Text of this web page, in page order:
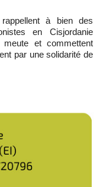
à bien des
en Cisjordanie
et commettent
par une solidarité de